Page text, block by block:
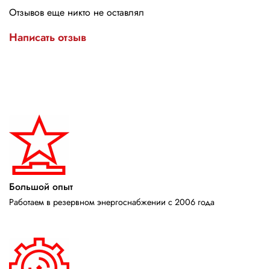
Отзывов еще никто не оставлял
Написать отзыв
Большой опыт
Работаем в резервном энергоснабжении с 2006 года